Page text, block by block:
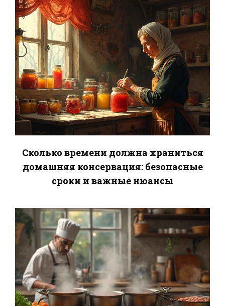
Сколько времени должна храниться
домашняя консервация: безопасные
сроки и важные нюансы